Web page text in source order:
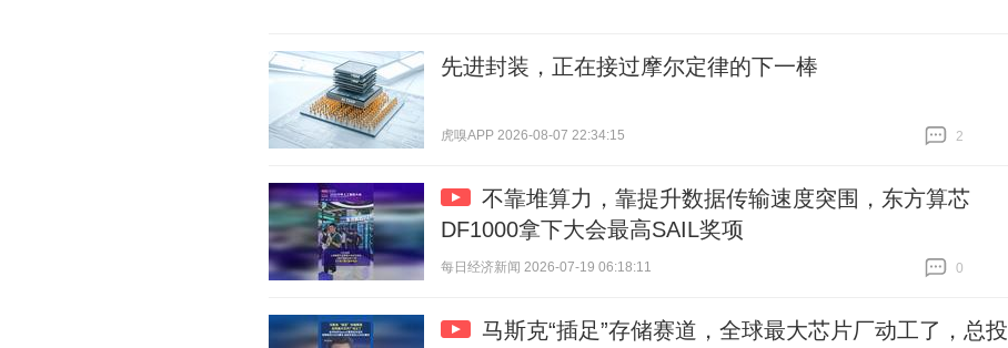
先进封装，正在接过摩尔定律的下一棒
虎嗅APP 2026-08-07 22:34:15
2
不靠堆算力，靠提升数据传输速度突围，东方算芯
DF1000拿下大会最高SAIL奖项
每日经济新闻 2026-07-19 06:18:11
0
马斯克“插足”存储赛道，全球最大芯片厂动工了，总投